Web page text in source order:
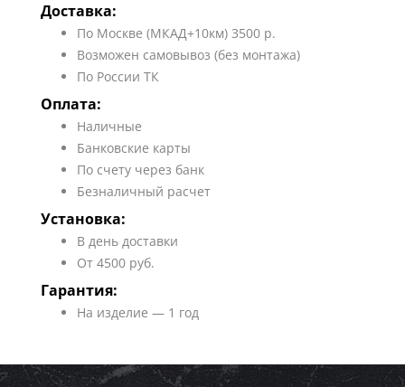
Доставка:
По Москве (МКАД+10км) 3500 р.
Возможен самовывоз (без монтажа)
По России ТК
Оплата:
Наличные
Банковские карты
По счету через банк
Безналичный расчет
Установка:
В день доставки
От 4500 руб.
Гарантия:
На изделие — 1 год